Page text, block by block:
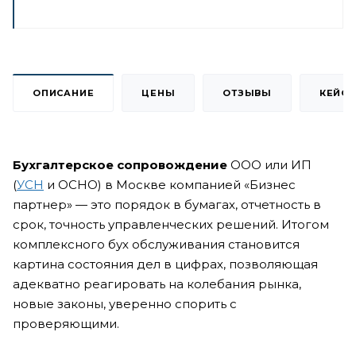
ОПИСАНИЕ ЦЕНЫ ОТЗЫВЫ
Бухгалтерское сопровождение ООО или ИП
(УСН и ОСНО) в Москве компанией «Бизнес
партнер» — это порядок в бумагах, отчетность в
срок, точность управленческих решений. Итогом
комплексного бух обслуживания становится
картина состояния дел в цифрах, позволяющая
адекватно реагировать на колебания рынка,
новые законы, уверенно спорить с
проверяющими.